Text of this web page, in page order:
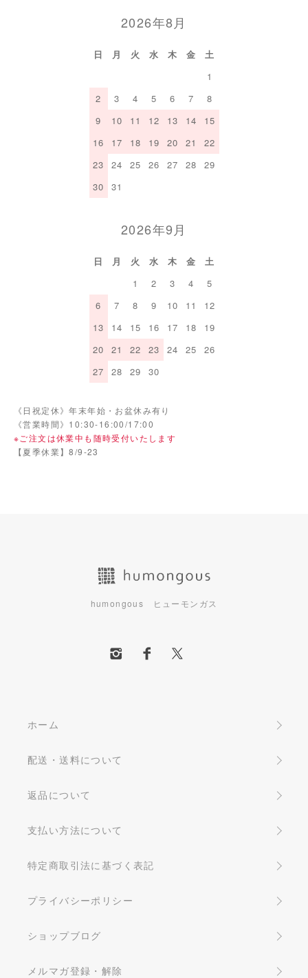
2026年8月
日 月 火 水 木 金
土
1
2
3 4 5 6 7
8
9
10 11 12 13 14
15
16
17 18 19 20 21
22
23
24 25 26 27 28
29
30
31
2026年9月
日 月 火 水 木 金
土
1
2 3 4
5
6
7 8 9 10 11
12
13
14 15 16 17 18
19
20
21 22 23 24 25
26
27
28 29 30
《日祝定休》年末年始・お盆休み有り
《営業時間》10:30-16:00/17:00
※ご注文は休業中も随時受付いたします
【夏季休業】8/9-23
humongous ヒューモンガス
ホーム
配送・送料について
返品について
支払い方法について
特定商取引法に基づく表記
プライバシーポリシー
ショップブログ
メルマガ登録・解除